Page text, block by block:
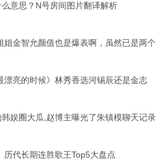
意思？N号房间图片翻译解析
姐金智允颜值也是爆表啊，虽然已是两个
漂亮的时候》林秀香选河锡辰还是金志
娱圈大瓜,赵博主曝光了朱镇模聊天记录
历代长期连胜歌王Top5大盘点